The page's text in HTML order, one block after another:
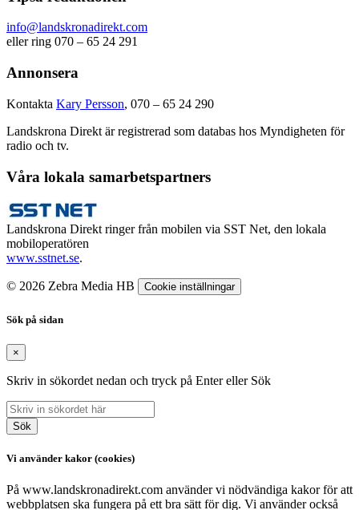
info@landskronadirekt.com
eller ring 070 – 65 24 291
Annonsera
Kontakta Kary Persson, 070 – 65 24 290
Landskrona Direkt är registrerad som databas hos Myndigheten för
radio och tv.
Våra lokala samarbetspartners
Landskrona Direkt ringer från mobilen via SST Net, den lokala
mobiloperatören
www.sstnet.se.
© 2026 Zebra Media HB Cookie inställningar
Sök på sidan
×
Skriv in sökordet nedan och tryck på Enter eller Sök
Sök
Vi använder kakor (cookies)
På www.landskronadirekt.com använder vi nödvändiga kakor för att
webbplatsen ska fungera på ett bra sätt för dig. Vi använder också